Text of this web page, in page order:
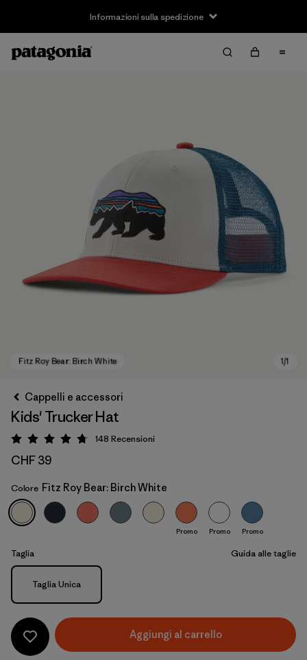
Informazioni sulla spedizione
Fitz Roy Bear: Birch White
Cappelli e accessori
Kids' Trucker Hat
Valutazione: 4.7 / 5
148 Recensioni
CHF 39
Colore Fitz Roy Bear: Birch White
Promo Promo Promo
Taglia Guida alle taglie
Taglia
Taglia Unica
Aggiungi al carrello